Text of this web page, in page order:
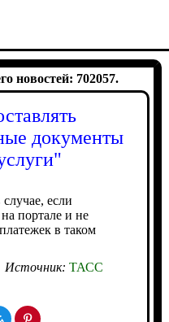
новостей: 702057.
документы
если
портале и не
в таком
Источник: ТАСС